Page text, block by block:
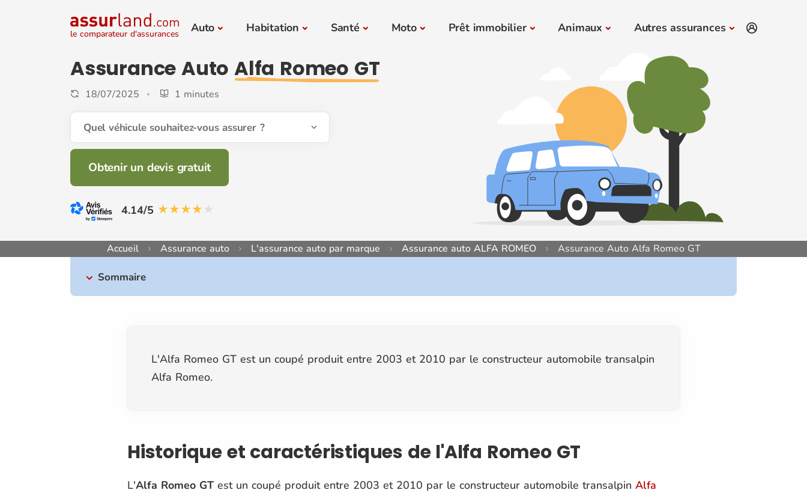
le comparateur d'assurances Auto Habitation Santé Moto Prêt immobilier Animaux Autres assurances
Assurance Auto Alfa Romeo GT
18/07/2025 1 minutes
Quel véhicule souhaitez-vous assurer ?
Obtenir un devis gratuit
4.14/5
Accueil Assurance auto L'assurance auto par marque Assurance auto ALFA ROMEO Assurance Auto Alfa Romeo GT
Sommaire
L'Alfa Romeo GT est un coupé produit entre 2003 et 2010 par le constructeur automobile transalpin
Alfa Romeo.
Historique et caractéristiques de l'Alfa Romeo GT
L'Alfa Romeo GTest un coupé produit entre 2003 et 2010 par le constructeur automobile transalpin Alfa